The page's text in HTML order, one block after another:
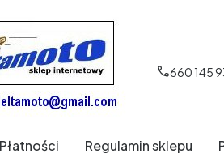
660 145
Regulamin sklepu